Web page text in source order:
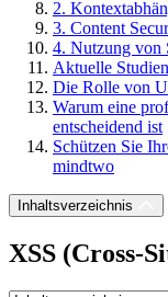
2.
3. Content
4. Nutzung von
Aktuelle
Die Rolle von
Warum eine
entscheidend ist
Schützen Sie
mindtwo
Inhaltsverzeichnis
XSS (Cross-